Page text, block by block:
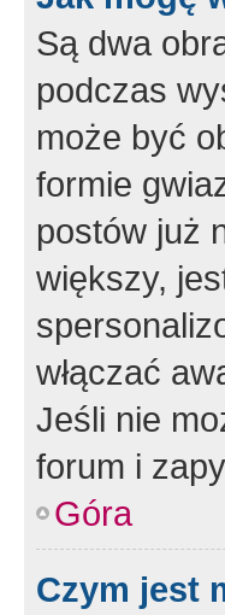
Są dwa
podczas
może być
formie
postów już
większy,
włączać
Jeśli nie
forum i
Góra
Czym jest